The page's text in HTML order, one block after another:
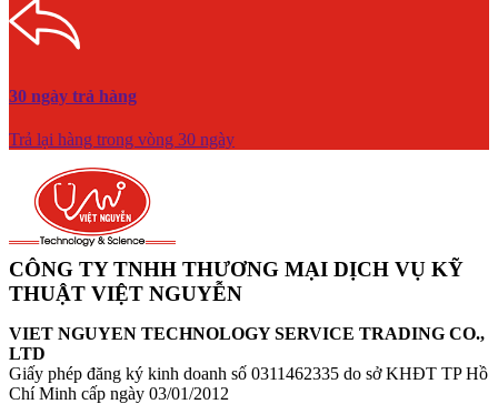
30 ngày trả hàng
Trả lại hàng trong vòng 30 ngày
CÔNG TY TNHH THƯƠNG MẠI DỊCH VỤ KỸ
THUẬT VIỆT NGUYỄN
VIET NGUYEN TECHNOLOGY SERVICE TRADING CO.,
LTD
Giấy phép đăng ký kinh doanh số 0311462335 do sở KHĐT TP Hồ
Chí Minh cấp ngày 03/01/2012